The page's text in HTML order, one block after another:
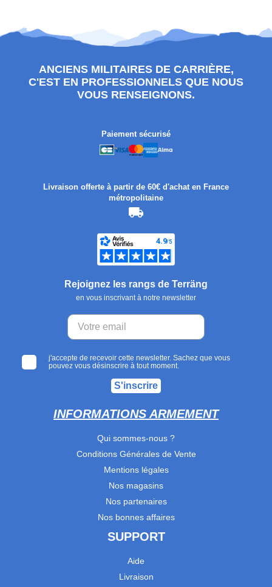
ANCIENS MILITAIRES DE CARRIÈRE,
C'EST EN PROFESSIONNELS QUE NOUS
VOUS RENSEIGNONS.
Paiement sécurisé
Livraison offerte à partir de 60€ d'achat en France
métropolitaine
Rejoignez les rangs de Terräng
en vous inscrivant à notre newsletter
j'accepte de recevoir cette newsletter. Sachez que vous
pouvez vous désinscrire à tout moment.
S'inscrire
INFORMATIONS ARMEMENT
Qui sommes-nous ?
Conditions Générales de Vente
Mentions légales
Nos magasins
Nos partenaires
Nos bonnes affaires
SUPPORT
Aide
Livraison